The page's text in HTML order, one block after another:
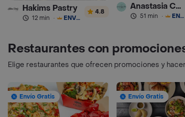
Hakims Pastry
12 min · ENVÍO GRATIS
4.8
Anastasia Cookies
51 min · ENVÍO GRATIS
Restaurantes con
Elige restaurantes que ofrecen promociones y
Envío Gratis Envío Gratis